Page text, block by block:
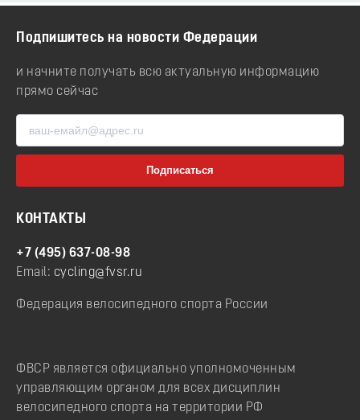
Подпишитесь на новости Федерации
и начните получать всю актуальную информацию
прямо сейчас
КОНТАКТЫ
+7 (495) 637-08-98
Email: cycling@fvsr.ru
Федерация велосипедного спорта России
ФВСР является официально уполномоченным
управляющим органом для всех дисциплин
велосипедного спорта на территории РФ